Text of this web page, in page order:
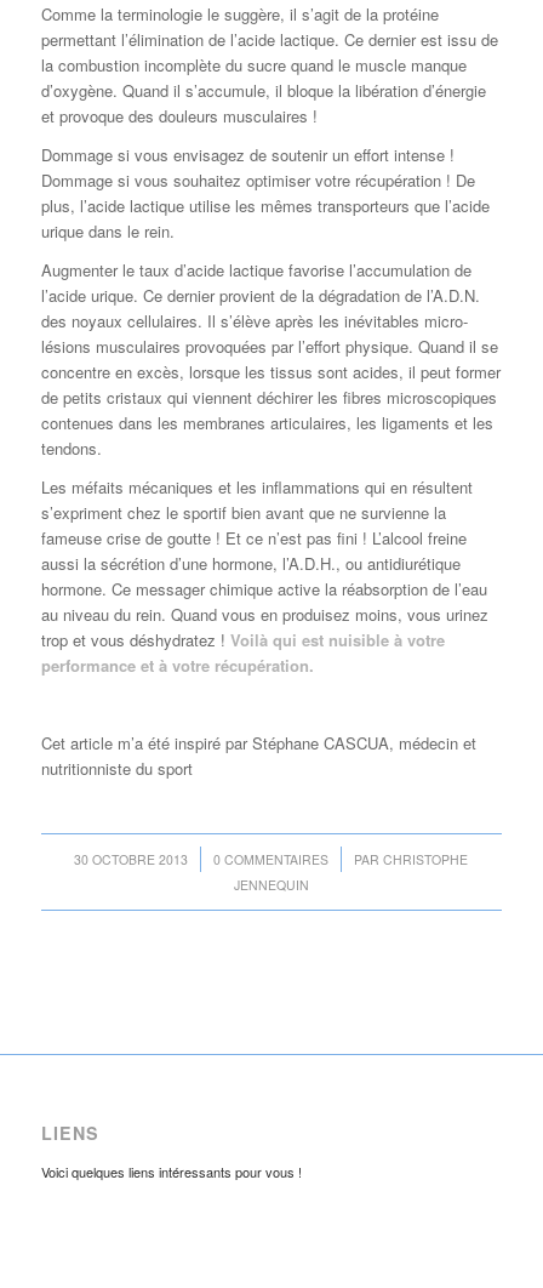
Comme la terminologie le suggère, il s’agit de la protéine
permettant l’élimination de l’acide lactique. Ce dernier est issu de
la combustion incomplète du sucre quand le muscle manque
d’oxygène. Quand il s’accumule, il bloque la libération d’énergie
et provoque des douleurs musculaires !
Dommage si vous envisagez de soutenir un effort intense !
Dommage si vous souhaitez optimiser votre récupération ! De
plus, l’acide lactique utilise les mêmes transporteurs que l’acide
urique dans le rein.
Augmenter le taux d’acide lactique favorise l’accumulation de
l’acide urique. Ce dernier provient de la dégradation de l’A.D.N.
des noyaux cellulaires. Il s’élève après les inévitables micro-
lésions musculaires provoquées par l’effort physique. Quand il se
concentre en excès, lorsque les tissus sont acides, il peut former
de petits cristaux qui viennent déchirer les fibres microscopiques
contenues dans les membranes articulaires, les ligaments et les
tendons.
Les méfaits mécaniques et les inflammations qui en résultent
s’expriment chez le sportif bien avant que ne survienne la
fameuse crise de goutte ! Et ce n’est pas fini ! L’alcool freine
aussi la sécrétion d’une hormone, l’A.D.H., ou antidiurétique
hormone. Ce messager chimique active la réabsorption de l’eau
au niveau du rein. Quand vous en produisez moins, vous urinez
trop et vous déshydratez ! Voilà qui est nuisible à votre
performance et à votre récupération.
Cet article m’a été inspiré par Stéphane CASCUA, médecin et
nutritionniste du sport
30 OCTOBRE 2013
/ 0 COMMENTAIRES
/ PARCHRISTOPHE
JENNEQUIN
LIENS
Voici quelques liens intéressants pour vous !